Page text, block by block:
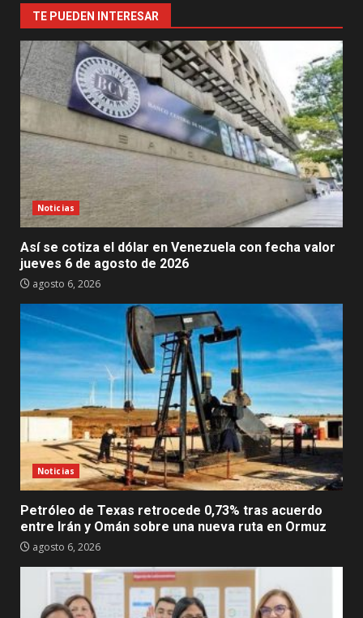
TE PUEDEN INTERESAR
Noticias
Así se cotiza el dólar en Venezuela con fecha valor
jueves 6 de agosto de 2026
agosto 6, 2026
Noticias
Petróleo de Texas retrocede 0,73% tras acuerdo
entre Irán y Omán sobre una nueva ruta en Ormuz
agosto 6, 2026